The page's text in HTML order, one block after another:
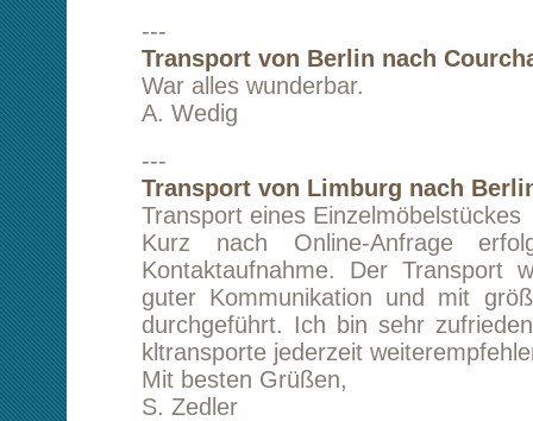
Zusammenarbeit und werde Sie
weiterempfehlen!
Beste Grüße
B. Herzberg
Transport von London nach Berlin
Ich bin sehr sehr zufrieden mit den
empfehle unzweifelhaft kltransporte an
weiter.
M. Zarmakoupi
Umzug von Berlin nach Exeter
Wir wurden auf unsere Anfrage hin sehr
Lam zurück kontaktiert und erhielten eine
kompetente Beratung zu
Umzugsgut. Schon kurze Zeit später wurde